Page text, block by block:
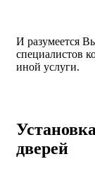
И разумеется
специалистов
иной услуги.
дверей